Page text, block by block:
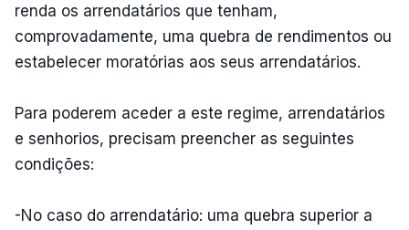
renda os arrendatários que tenham,
comprovadamente, uma quebra de rendimentos ou
estabelecer moratórias aos seus arrendatários.
Para poderem aceder a este regime, arrendatários
e senhorios, precisam preencher as seguintes
condições:
-No caso do arrendatário: uma quebra superior a